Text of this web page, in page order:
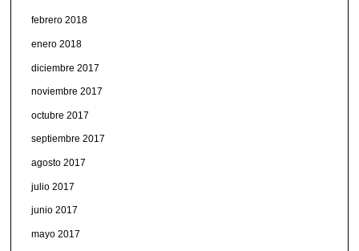
febrero 2018
enero 2018
diciembre 2017
noviembre 2017
octubre 2017
septiembre 2017
agosto 2017
julio 2017
junio 2017
mayo 2017